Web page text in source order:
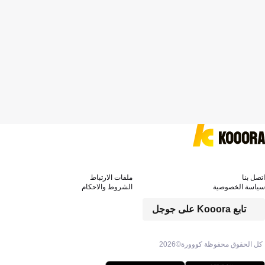
كل الحقوق محفوظة كووورة©2026
تابع Kooora على جوجل
اتصل بنا
ملفات الارتباط
سياسة الخصوصية
الشروط والاحكام